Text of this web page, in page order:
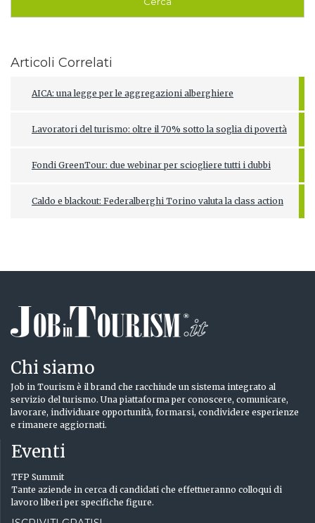
Articoli Correlati
AICA: una legge per le aggregazioni alberghiere
Lavoratori del turismo: oltre il 70% sotto la soglia di povertà
Fondi GreenTour: due webinar per sciogliere tutti i dubbi
Caldo e blackout: Federalberghi Torino valuta la class action
Chi siamo
Job in Tourism è il brand che racchiude un sistema integrato al
servizio del turismo. Una piattaforma per conoscere, comunicare,
lavorare, individuare opportunità, formarsi, condividere esperienze
e rimanere aggiornati.
Eventi
TFP Summit
Tante aziende in cerca di candidati che effettueranno colloqui di
lavoro liberi per specifiche figure.